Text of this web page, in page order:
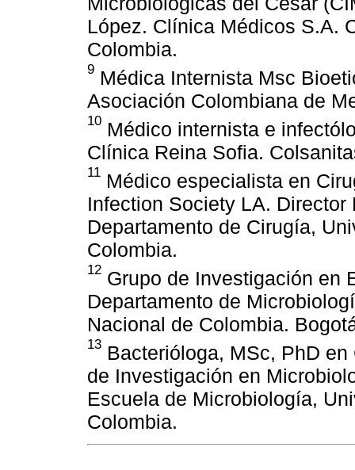
López. Clínica Médicos S.A.
Colombia.
9 Médica Internista Msc
Asociación Colombiana de
10 Médico internista e
Clínica Reina Sofia.
11 Médico especialista en
Infection Society LA.
Departamento de Cirugía,
Colombia.
12 Grupo de Investigación en
Departamento de
Nacional de Colombia.
13 Bacterióloga, MSc, PhD
de Investigación en
Escuela de Microbiología,
Colombia.